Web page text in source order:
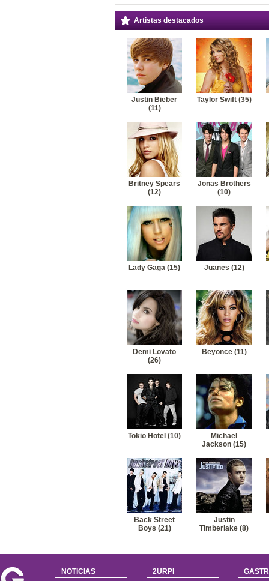
Artistas destacados
Justin Bieber
(11)
Taylor Swift (35)
Britney Spears
(12)
Jonas Brothers
(10)
Lady Gaga (15) Juanes (12)
Demi Lovato
(26)
Beyonce (11)
Tokio Hotel (10)
Michael
Jackson (15)
Back Street
Boys (21)
Justin
Timberlake (8)
NOTICIAS 2URPI